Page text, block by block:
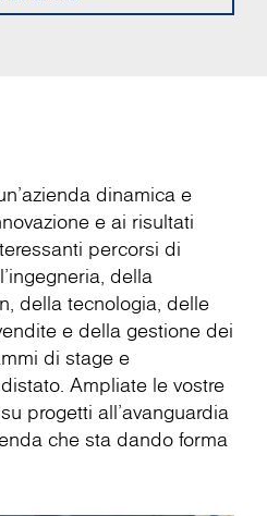
dinamica e
e ai risultati
percorsi di
della
della tecnologia, delle
e della gestione dei
di stage e
Ampliate le vostre
progetti all'avanguardia
che sta dando forma